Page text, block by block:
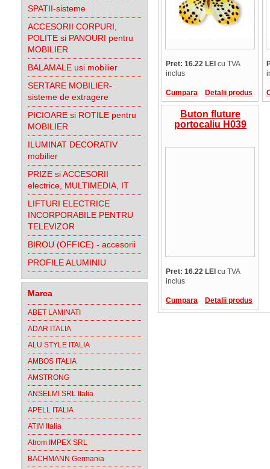
SPATII-sisteme
ACCESORII CORPURI,
POLITE si PANOURI pentru
MOBILIER
BALAMALE usi mobilier
SERTARE MOBILIER-
sisteme de extragere
PICIOARE si ROTILE pentru
MOBILIER
ILUMINAT DECORATIV
mobilier
PRIZE si ACCESORII
electrice, MULTIMEDIA, IT
LIFTURI ELECTRICE
INCORPORABILE PENTRU
TELEVIZOR
BIROU (OFFICE) - accesorii
PROFILE ALUMINIU
Marca
ABET LAMINATI
ADAR ITALIA
ALU STYLE ITALIA
AMBOS ITALIA
AMSTRONG
ANSELMI SRL Italia
APELL ITALIA
ATIM Italia
Atrom IMPEX SRL
BACHMANN Germania
Pret: 16.22 LEI cu TVA
inclus
Cumpara Detalii produs
Buton fluture
portocaliu H039
Pret: 16.22 LEI cu TVA
inclus
Cumpara Detalii produs